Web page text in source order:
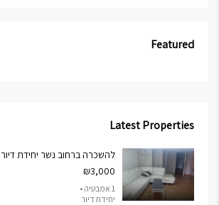
Featured
Latest Properties
להשכרה ברחוב נשר יחידת דיור 2 חדרים
₪3,000
1 אמבטיה •
יחידת דיור